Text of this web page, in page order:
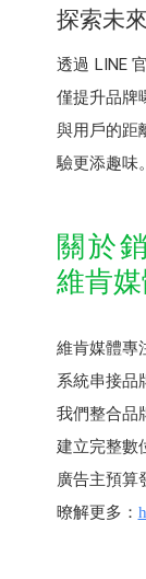
探索未
透過 LINE
僅提升品牌
與用戶的距
驗更添趣味。
關於
維肯
維肯媒體專
系統串接品
我們整合品
建立完整數
廣告主預算
暸解更多：